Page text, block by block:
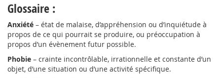
Glossaire :
Anxiété – état de malaise, d’appréhension ou d’inquiétude à
propos de ce qui pourrait se produire, ou préoccupation à
propos d’un évènement futur possible.
Phobie – crainte incontrôlable, irrationnelle et constante d’un
objet, d’une situation ou d’une activité spécifique.